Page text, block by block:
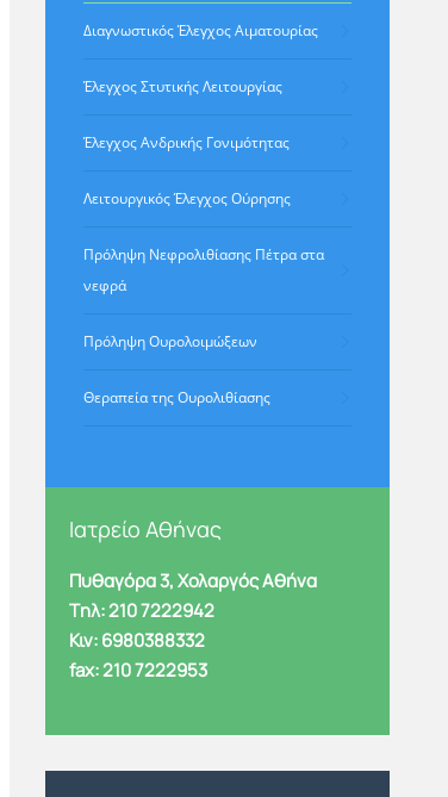
Διαγνωστικός Έλεγχος Αιματουρίας
Έλεγχος Στυτικής Λειτουργίας
Έλεγχος Ανδρικής Γονιμότητας
Λειτουργικός Έλεγχος Ούρησης
Πρόληψη Νεφρολιθίασης Πέτρα στα
νεφρά
Πρόληψη Ουρολοιμώξεων
Θεραπεία της Ουρολιθίασης
Ιατρείο Αθήνας
Πυθαγόρα 3, Χολαργός Αθήνα
Tηλ: 210 7222942
Κιν: 6980388332
fax: 210 7222953